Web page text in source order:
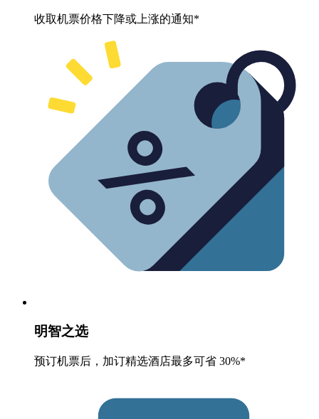
收取机票价格下降或上涨的通知*
明智之选
预订机票后，加订精选酒店最多可省 30%*